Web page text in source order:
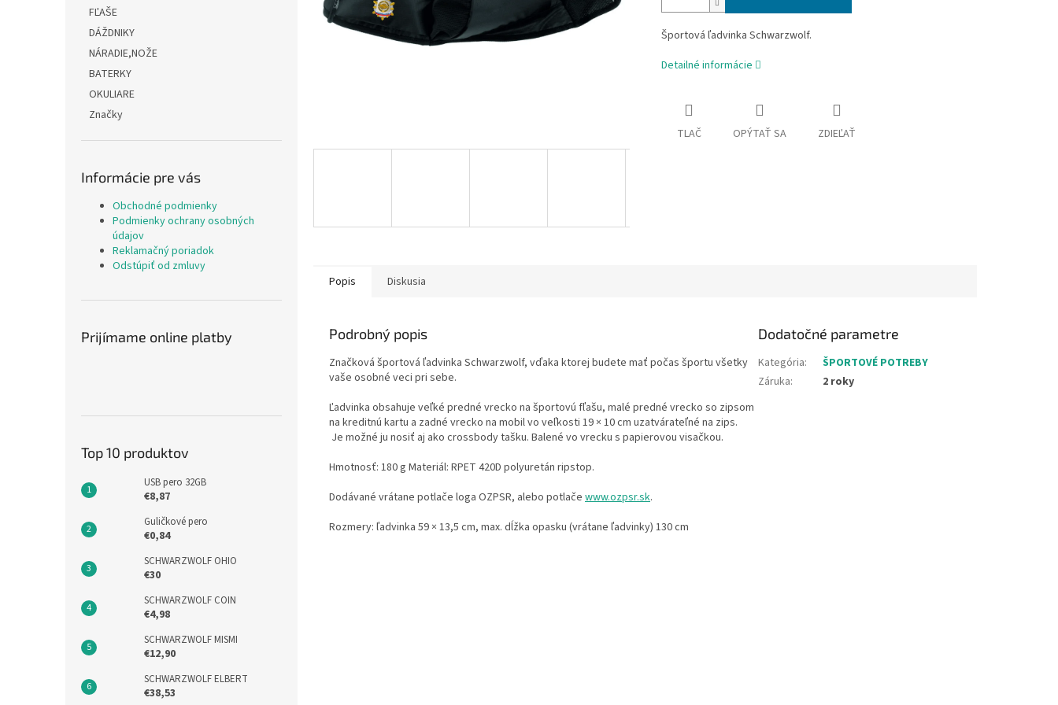
FĽAŠE
DÁŽDNIKY
NÁRADIE,NOŽE
BATERKY
OKULIARE
Značky
Informácie pre vás
Obchodné podmienky
Podmienky ochrany osobných
údajov
Reklamačný poriadok
Odstúpiť od zmluvy
Prijímame online platby
Top 10 produktov
USB pero 32GB
€8,87
Guličkové pero
€0,84
SCHWARZWOLF OHIO
€30
SCHWARZWOLF COIN
€4,98
SCHWARZWOLF MISMI
€12,90
SCHWARZWOLF ELBERT
€38,53
Športová ľadvinka Schwarzwolf.
Detailné informácie
TLAČ OPÝTAŤ SA ZDIEĽAŤ
Popis Diskusia
Podrobný popis
Značková športová ľadvinka Schwarzwolf, vďaka ktorej budete mať počas športu všetky
vaše osobné veci pri sebe.
Ľadvinka obsahuje veľké predné vrecko na športovú fľašu, malé predné vrecko so zipsom
na kreditnú kartu a zadné vrecko na mobil vo veľkosti 19 × 10 cm uzatvárateľné na zips.
Je možné ju nosiť aj ako crossbody tašku. Balené vo vrecku s papierovou visačkou.
Hmotnosť: 180 g Materiál: RPET 420D polyuretán ripstop.
Dodávané vrátane potlače loga OZPSR, alebo potlače www.ozpsr.sk.
Rozmery: ľadvinka 59 × 13,5 cm, max. dĺžka opasku (vrátane ľadvinky) 130 cm
Dodatočné parametre
Kategória:
ŠPORTOVÉ POTREBY
Záruka: 2 roky